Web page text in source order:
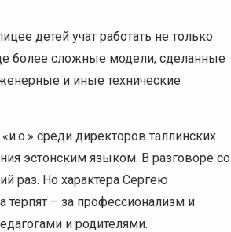
детей учат работать не только
более сложные модели, сделанные
и иные технические
среди директоров таллинских
эстонским языком. В разговоре со
раз. Но характера Сергею
терпят – за профессионализм и
и родителями.